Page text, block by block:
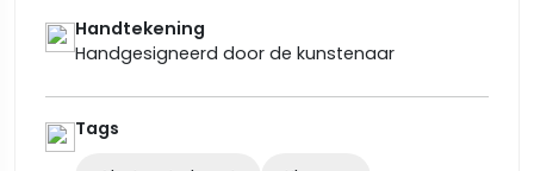
Handtekening
Handgesigneerd door de kunstenaar
Tags